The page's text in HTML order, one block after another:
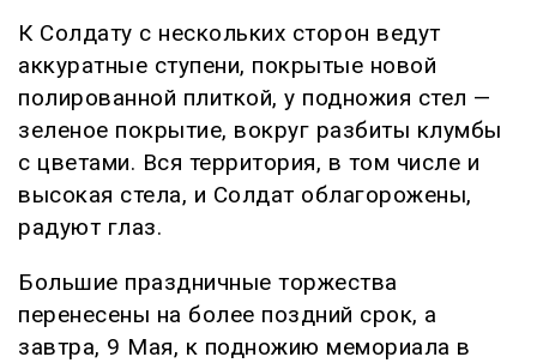
К Солдату с нескольких сторон ведут
аккуратные ступени, покрытые новой
полированной плиткой, у подножия стел —
зеленое покрытие, вокруг разбиты клумбы
с цветами. Вся территория, в том числе и
высокая стела, и Солдат облагорожены,
радуют глаз.
Большие праздничные торжества
перенесены на более поздний срок, а
завтра, 9 Мая, к подножию мемориала в